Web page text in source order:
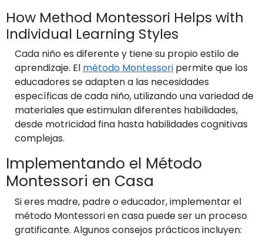
How Method Montessori Helps with
Individual Learning Styles
Cada niño es diferente y tiene su propio estilo de
aprendizaje. El método Montessori permite que los
educadores se adapten a las necesidades
específicas de cada niño, utilizando una variedad de
materiales que estimulan diferentes habilidades,
desde motricidad fina hasta habilidades cognitivas
complejas.
Implementando el Método
Montessori en Casa
Si eres madre, padre o educador, implementar el
método Montessori en casa puede ser un proceso
gratificante. Algunos consejos prácticos incluyen: